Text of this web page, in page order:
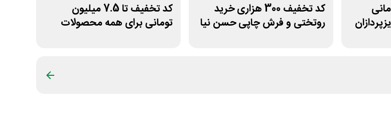
تومانی
کد تخفیف 300 هزاری خرید
روتختی و فرش چاپی حسن نیا
کد تخفیف تا 7.5 میلیون
تومانی برای همه محصولات